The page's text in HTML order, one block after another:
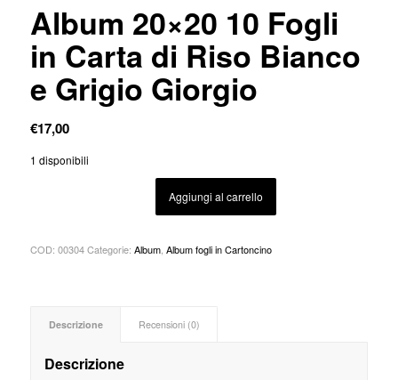
Album 20×20 10 Fogli
in Carta di Riso Bianco
e Grigio Giorgio
€17,00
1 disponibili
Aggiungi al carrello
COD: 00304 Categorie: Album, Album fogli in Cartoncino
Descrizione Recensioni (0)
Descrizione